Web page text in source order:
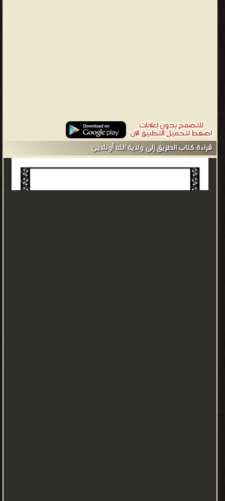
قراءة كتاب الطريق إلى ولاية الله أونلاين